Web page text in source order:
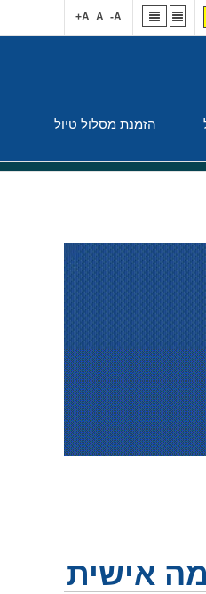
A-
A
A+
הזמנת מסלול טיול
אישית